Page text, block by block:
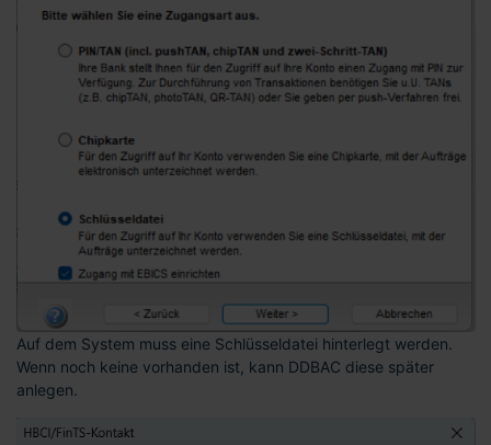
Auf dem System muss eine Schlüsseldatei hinterlegt werden.
Wenn noch keine vorhanden ist, kann DDBAC diese später
anlegen.